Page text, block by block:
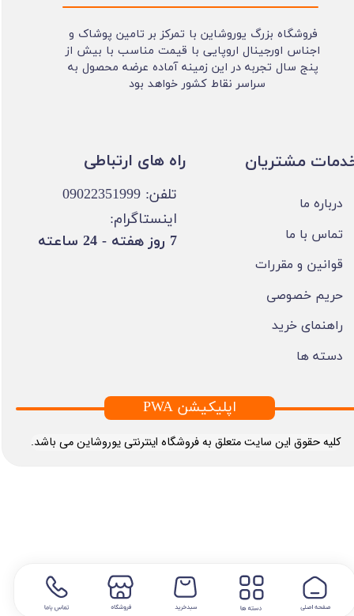
فروشگاه بزرگ یوروشاین با تمرکز بر تامین پوشاک و
اجناس اورجینال اروپایی با قیمت مناسب با بیش از
پنج سال تجربه در این زمینه آماده عرضه محصول به
سراسر نقاط کشور خواهد بود
​کلیه حقوق این سایت متعلق به فروشگاه اینترنتی یوروشاین می باشد.
مشتریان
درباره ما
تماس با ما
قوانین و مقررات
حریم خصوصی
راهنمای خرید
دسته ها
تلفن: 09022351999
اینستاگرام:
​7 روز هفته - 24 ساعته ​​​​​​​
PWA اپلیکیشن
​​راه های ارتباطی